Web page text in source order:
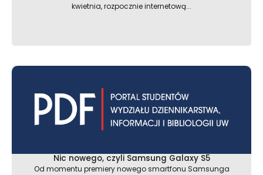
kwietnia, rozpocznie internetową...
Nic nowego, czyli Samsung Galaxy S5
Od momentu premiery nowego smartfonu Samsunga